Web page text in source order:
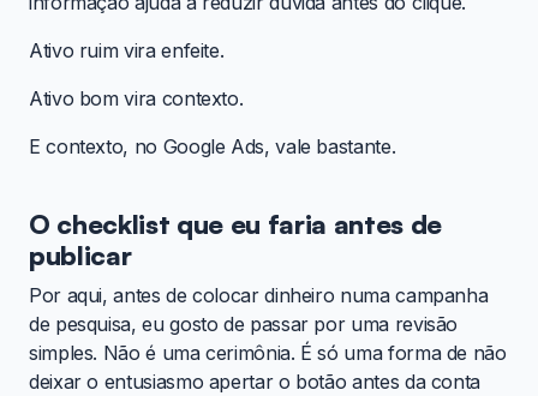
Ativo ruim vira enfeite.
Ativo bom vira contexto.
E contexto, no Google Ads, vale bastante.
O checklist que eu faria antes de
publicar
Por aqui, antes de colocar dinheiro numa campanha
de pesquisa, eu gosto de passar por uma revisão
simples. Não é uma cerimônia. É só uma forma de não
deixar o entusiasmo apertar o botão antes da conta